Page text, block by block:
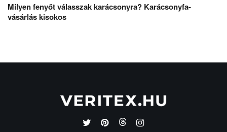
Milyen fenyőt válasszak karácsonyra? Karácsonyfa-
vásárlás kisokos